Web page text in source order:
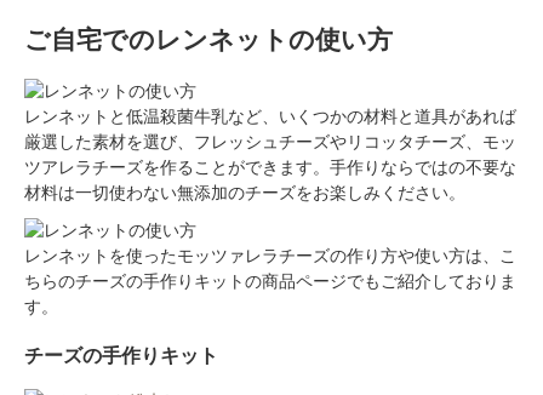
ご自宅でのレンネットの使い方
レンネットと低温殺菌牛乳など、いくつかの材料と道具があれば
厳選した素材を選び、フレッシュチーズやリコッタチーズ、モッ
ツアレラチーズを作ることができます。手作りならではの不要な
材料は一切使わない無添加のチーズをお楽しみください。
レンネットを使ったモッツァレラチーズの作り方や使い方は、こ
ちらのチーズの手作りキットの商品ページでもご紹介しておりま
す。
チーズの手作りキット